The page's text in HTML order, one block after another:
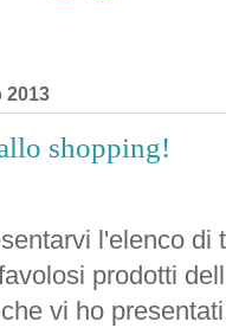
2013
shopping!
l'elenco di
prodotti
vi ho